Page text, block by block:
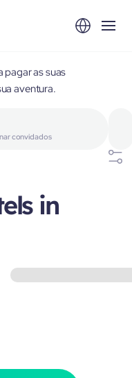
pagar as suas
aventura.
convidados
in